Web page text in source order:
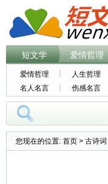
短文学 爱情哲理
爱情哲理 人生哲理
名人名言
伤感名言
您现在的位置: 首页 > 古诗词